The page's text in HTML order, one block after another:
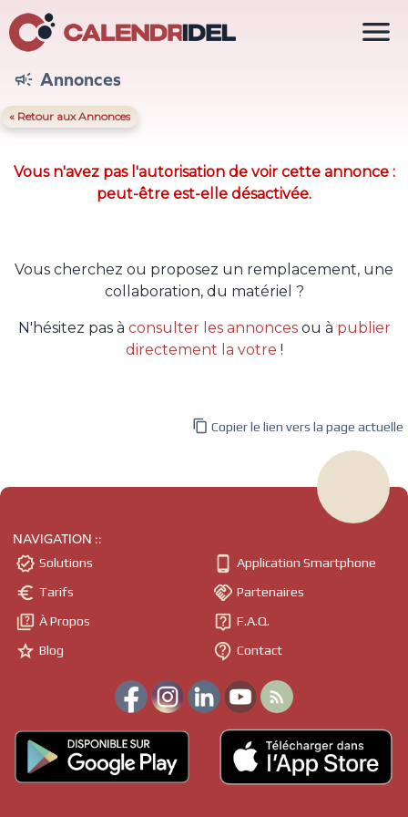
 Annonces
« Retour aux Annonces
Vous n'avez pas l'autorisation de voir cette annonce :
peut-être est-elle désactivée.
Vous cherchez ou proposez un remplacement, une
collaboration, du matériel ?
N'hésitez pas à consulter les annoncesou à publier
directement la votre !

 Copier le lien vers la page actuelle
NAVIGATION ::
 Solutions
 Tarifs
 À Propos
 Blog
 Application Smartphone
 Partenaires
 F.A.Q.
 Contact
